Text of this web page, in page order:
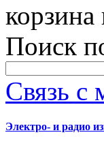
корзина
Поиск
Связь с
Электро- и радио